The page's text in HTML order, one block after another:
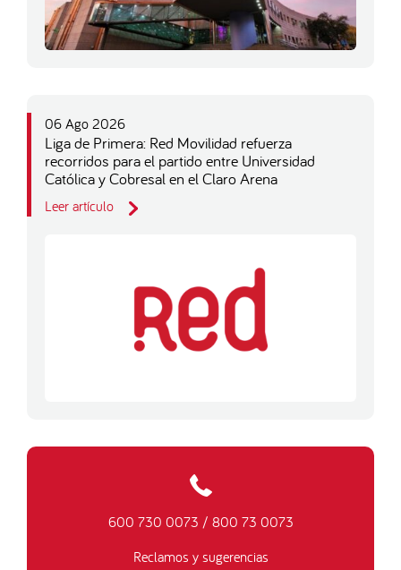
06 Ago 2026
Liga de Primera: Red Movilidad refuerza
recorridos para el partido entre Universidad
Católica y Cobresal en el Claro Arena
Leer artículo
600 730 0073 / 800 73 0073
Reclamos y sugerencias